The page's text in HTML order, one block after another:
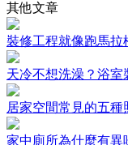
其他文章
裝修工程就像跑馬拉
天冷不想洗澡？浴
居家空間常見的五種
家中廁所為什麼有異